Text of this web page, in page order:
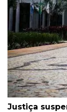
Justiça